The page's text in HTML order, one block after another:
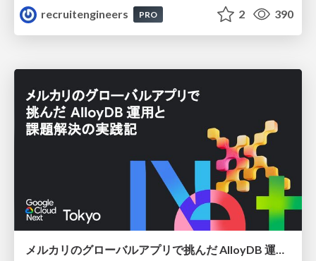
recruitengineers PRO 2 390
メルカリのグローバルアプリで挑んだ AlloyDB 運用と課題解決の実践記